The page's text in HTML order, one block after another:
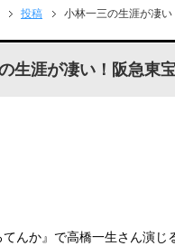
投稿 小林一三の生涯が凄
生涯が凄い！阪急東
んか』で高橋一生さん演じ